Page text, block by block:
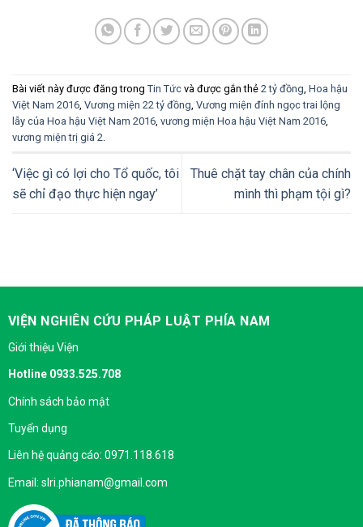
Bài viết này được đăng trong Tin Tức và được gắn thẻ 2 tỷ đồng Hoa hậu
Việt Nam 2016 Vương miện 22 tỷ đồng Vương miện đính ngọc trai lộng
lẫy của Hoa hậu Việt Nam 2016 vương miện Hoa hậu Việt Nam 2016
vương miện trị giá 2
‘Việc gì có lợi cho Tổ quốc, tôi
sẽ chỉ đạo thực hiện ngay’
Thuê chặt tay chân của chính
mình thì phạm tội gì?
VIỆN NGHIÊN CỨU PHÁP LUẬT PHÍA NAM
Giới thiệu Viện
Hotline 0933.525.708
Chính sách bảo mật
Tuyển dụng
Liên hệ quảng cáo: 0971.118.618
Email: slri.phianam@gmail.com